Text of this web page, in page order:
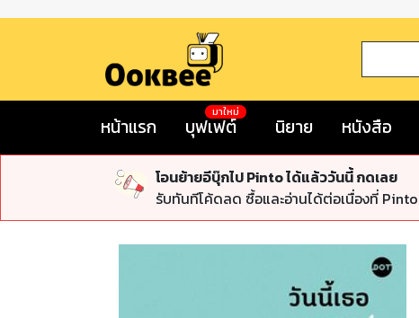
หน้าแรก บุฟเฟต์
มาใหม่
นิยาย หนังสือ
โอนย้ายอีบุ๊กไป Pinto ได้แล้ววันนี้ กดเลย
รับทันทีโค้ดลด ซื้อและอ่านได้ต่อเนื่องที่ Pinto